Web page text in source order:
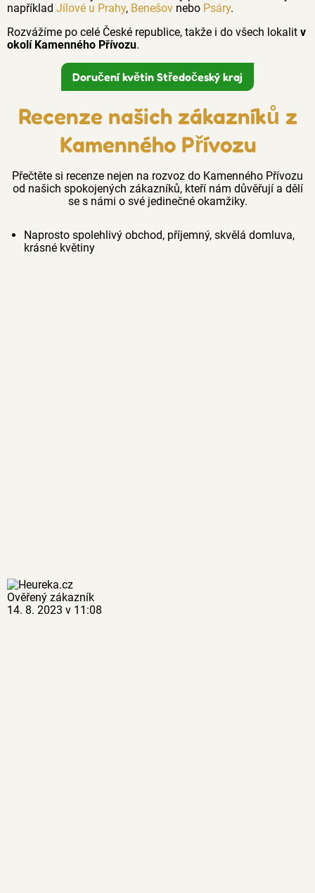
například Jílové u Prahy, Benešov nebo Psáry.
Rozvážíme po celé České republice, takže i do všech lokalit v
okolí Kamenného Přívozu.
Doručení květin Středočeský kraj
Recenze našich zákazníků z
Kamenného Přívozu
Přečtěte si recenze nejen na rozvoz do Kamenného Přívozu
od našich spokojených zákazníků, kteří nám důvěřují a dělí
se s námi o své jedinečné okamžiky.
Naprosto spolehlivý obchod, příjemný, skvělá domluva,
krásné květiny
Ověřený zákazník
14. 8. 2023 v 11:08